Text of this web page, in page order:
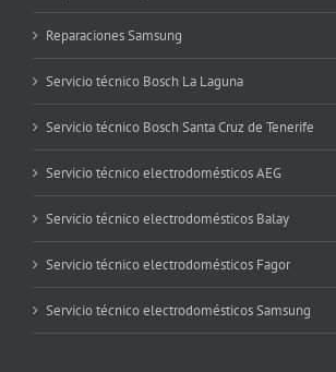
Reparaciones Samsung
Servicio técnico Bosch La Laguna
Servicio técnico Bosch Santa Cruz de Tenerife
Servicio técnico electrodomésticos AEG
Servicio técnico electrodomésticos Balay
Servicio técnico electrodomésticos Fagor
Servicio técnico electrodomésticos Samsung